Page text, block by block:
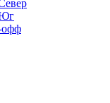
Юг
офф